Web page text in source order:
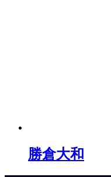
勝倉大和